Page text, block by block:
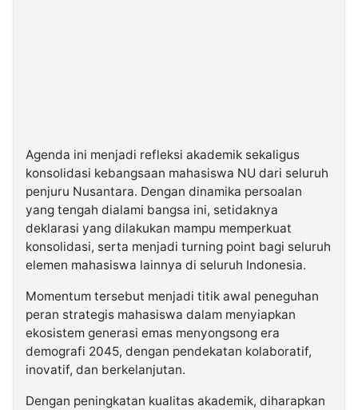
Agenda ini menjadi refleksi akademik sekaligus
konsolidasi kebangsaan mahasiswa NU dari seluruh
penjuru Nusantara. Dengan dinamika persoalan
yang tengah dialami bangsa ini, setidaknya
deklarasi yang dilakukan mampu memperkuat
konsolidasi, serta menjadi turning point bagi seluruh
elemen mahasiswa lainnya di seluruh Indonesia.
Momentum tersebut menjadi titik awal peneguhan
peran strategis mahasiswa dalam menyiapkan
ekosistem generasi emas menyongsong era
demografi 2045, dengan pendekatan kolaboratif,
inovatif, dan berkelanjutan.
Dengan peningkatan kualitas akademik, diharapkan